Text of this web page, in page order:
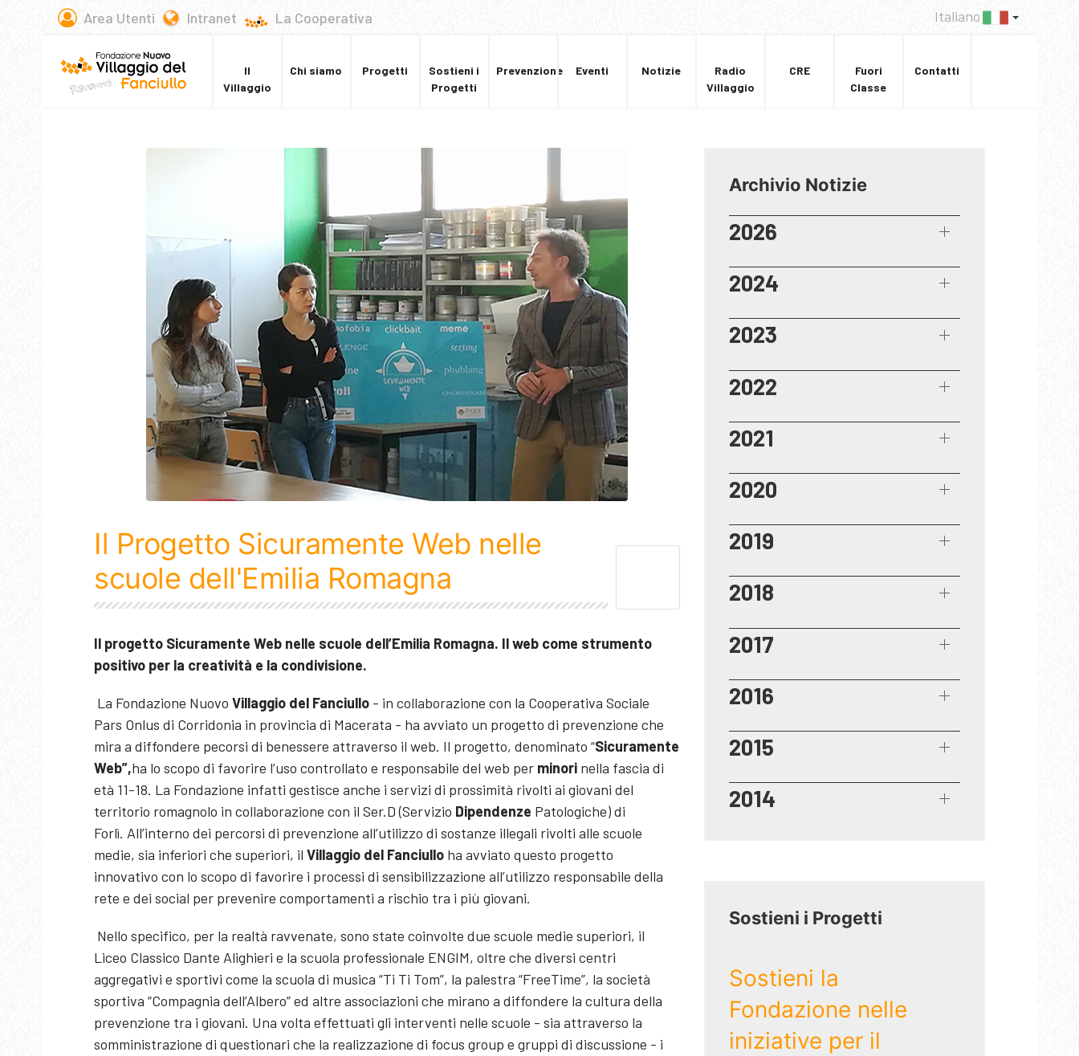
Area Utenti Intranet La Cooperativa Italiano
Il
Villaggio
Chi siamo Progetti
Sostieni i
Progetti
Prevenzione Eventi Notizie
Radio
Villaggio
CRE
Fuori
Classe
Contatti
Il Progetto Sicuramente Web nelle
scuole dell'Emilia Romagna
Il progetto Sicuramente Web nelle scuole dell’Emilia Romagna. Il web come strumento
positivo per la creatività e la condivisione.
La Fondazione Nuovo Villaggio del Fanciullo - in collaborazione con la Cooperativa Sociale
Pars Onlus di Corridonia in provincia di Macerata - ha avviato un progetto di prevenzione che
mira a diffondere pecorsi di benessere attraverso il web. Il progetto, denominato “Sicuramente
Web”,ha lo scopo di favorire l’uso controllato e responsabile del web per minori nella fascia di
età 11-18. La Fondazione infatti gestisce anche i servizi di prossimità rivolti ai giovani del
territorio romagnolo in collaborazione con il Ser.D (Servizio Dipendenze Patologiche) di
Forlì. All’interno dei percorsi di prevenzione all’utilizzo di sostanze illegali rivolti alle scuole
medie, sia inferiori che superiori, il Villaggio del Fanciullo ha avviato questo progetto
innovativo con lo scopo di favorire i processi di sensibilizzazione all’utilizzo responsabile della
rete e dei social per prevenire comportamenti a rischio tra i più giovani.
Nello specifico, per la realtà ravvenate, sono state coinvolte due scuole medie superiori, il
Liceo Classico Dante Alighieri e la scuola professionale ENGIM, oltre che diversi centri
aggregativi e sportivi come la scuola di musica “Ti Ti Tom”, la palestra “FreeTime”, la società
sportiva “Compagnia dell’Albero” ed altre associazioni che mirano a diffondere la cultura della
prevenzione tra i giovani. Una volta effettuati gli interventi nelle scuole - sia attraverso la
somministrazione di questionari che la realizzazione di focus group e gruppi di discussione - i
Archivio Notizie
2026
2024
2023
2022
2021
2020
2019
2018
2017
2016
2015
2014
Sostieni i Progetti
Sostieni la
Fondazione nelle
iniziative per il